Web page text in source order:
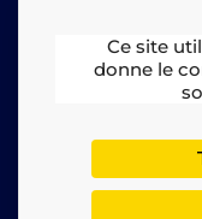
Ce site
donne le
Mentions légales –